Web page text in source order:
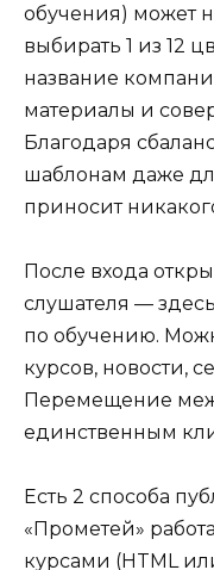
обучения) может
выбирать 1 из 12
название
материалы и
Благодаря
шаблонам даже
приносит
После входа
слушателя —
по обучению.
курсов, новости,
Перемещение
единственным
Есть 2 способа
«Прометей»
курсами (HTML